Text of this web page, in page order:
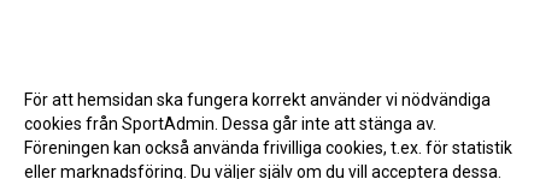
För att hemsidan ska fungera korrekt använder vi nödvändiga
cookies från SportAdmin. Dessa går inte att stänga av.
Föreningen kan också använda frivilliga cookies, t.ex. för statistik
eller marknadsföring. Du väljer själv om du vill acceptera dessa.